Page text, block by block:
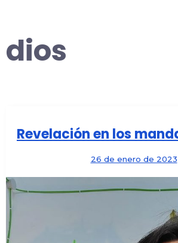
dios
Revelación en los
26 de enero de 2023